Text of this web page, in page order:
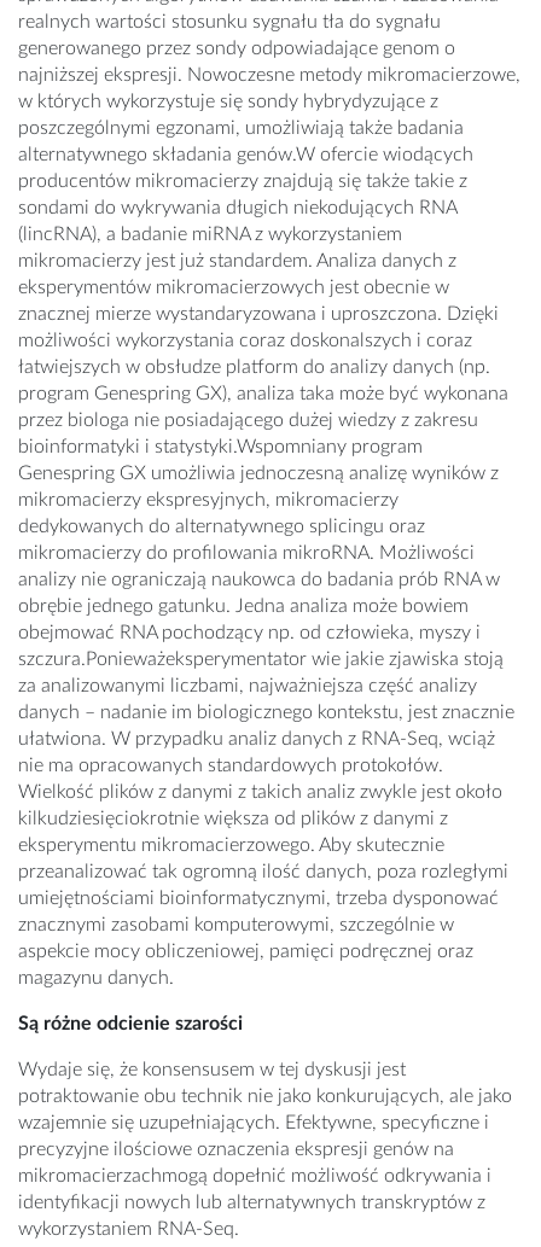
realnych wartości stosunku sygnału tła do sygnału
generowanego przez sondy odpowiadające genom o
najniższej ekspresji. Nowoczesne metody mikromacierzowe,
w których wykorzystuje się sondy hybrydyzujące z
poszczególnymi egzonami, umożliwiają także badania
alternatywnego składania genów.W ofercie wiodących
producentów mikromacierzy znajdują się także takie z
sondami do wykrywania długich niekodujących RNA
(lincRNA), a badanie miRNA z wykorzystaniem
mikromacierzy jest już standardem. Analiza danych z
eksperymentów mikromacierzowych jest obecnie w
znacznej mierze wystandaryzowana i uproszczona. Dzięki
możliwości wykorzystania coraz doskonalszych i coraz
łatwiejszych w obsłudze platform do analizy danych (np.
program Genespring GX), analiza taka może być wykonana
przez biologa nie posiadającego dużej wiedzy z zakresu
bioinformatyki i statystyki.Wspomniany program
Genespring GX umożliwia jednoczesną analizę wyników z
mikromacierzy ekspresyjnych, mikromacierzy
dedykowanych do alternatywnego splicingu oraz
mikromacierzy do profilowania mikroRNA. Możliwości
analizy nie ograniczają naukowca do badania prób RNA w
obrębie jednego gatunku. Jedna analiza może bowiem
obejmować RNA pochodzący np. od człowieka, myszy i
szczura.Ponieważeksperymentator wie jakie zjawiska stoją
za analizowanymi liczbami, najważniejsza część analizy
danych – nadanie im biologicznego kontekstu, jest znacznie
ułatwiona. W przypadku analiz danych z RNA-Seq, wciąż
nie ma opracowanych standardowych protokołów.
Wielkość plików z danymi z takich analiz zwykle jest około
kilkudziesięciokrotnie większa od plików z danymi z
eksperymentu mikromacierzowego. Aby skutecznie
przeanalizować tak ogromną ilość danych, poza rozległymi
umiejętnościami bioinformatycznymi, trzeba dysponować
znacznymi zasobami komputerowymi, szczególnie w
aspekcie mocy obliczeniowej, pamięci podręcznej oraz
magazynu danych.
Są różne odcienie szarości
Wydaje się, że konsensusem w tej dyskusji jest
potraktowanie obu technik nie jako konkurujących, ale jako
wzajemnie się uzupełniających. Efektywne, specyficzne i
precyzyjne ilościowe oznaczenia ekspresji genów na
mikromacierzachmogą dopełnić możliwość odkrywania i
identyfikacji nowych lub alternatywnych transkryptów z
wykorzystaniem RNA-Seq.